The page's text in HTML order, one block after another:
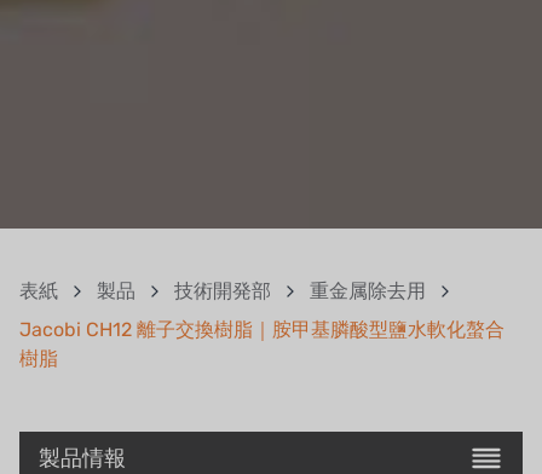
表紙 製品 技術開発部
重金属除去用
Jacobi CH12 離子交換樹脂｜胺甲基膦酸型鹽水軟化螯合
樹脂
製品情報